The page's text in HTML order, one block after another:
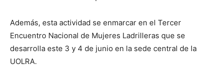
Además, esta actividad se enmarcar en el Tercer
Encuentro Nacional de Mujeres Ladrilleras que se
desarrolla este 3 y 4 de junio en la sede central de la
UOLRA.